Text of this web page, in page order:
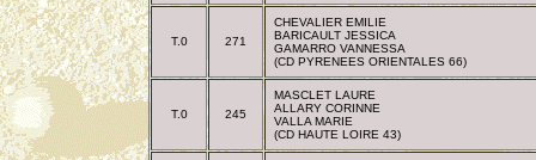
T.0 271
CHEVALIER EMILIE
BARICAULT JESSICA
GAMARRO VANNESSA
(CD PYRENEES ORIENTALES 66)
T.0 245
MASCLET LAURE
ALLARY CORINNE
VALLA MARIE
(CD HAUTE LOIRE 43)